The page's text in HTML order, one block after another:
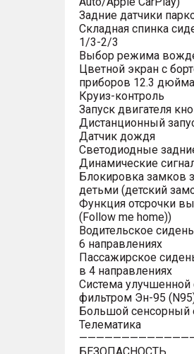
Задние датчики
Складная спинка
1/3-2/3
Выбор режима
Цветной экран с
приборов 12.3 дюйма
Круиз-контроль
Запуск двигателя
Дистанционный
Датчик дождя
Светодиодные
Динамические
Блокировка замков
детьми (детский
Функция отсрочки
(Follow me home))
Водительское
6 направлениях
Пассажирское
в 4 направлениях
Система улучшенной
фильтром Эн-95
Большой сенсорный
Телематика